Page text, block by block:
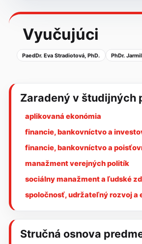
Vyučujúci
PaedDr. Eva Stradiotová, PhD. PhDr.
Zaradený v študijných
aplikovaná ekonómia
financie, bankovníctvo a
financie, bankovníctvo a
manažment verejných politík
sociálny manažment a ľudské
spoločnosť, udržateľný rozvoj a
Stručná osnova